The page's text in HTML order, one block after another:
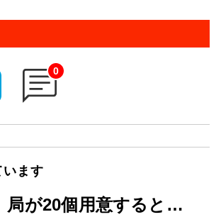
0
います
局が20個用意すると…